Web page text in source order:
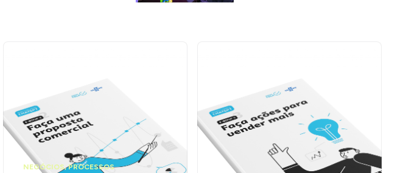
NEGÓCIOS,PROCESSOS